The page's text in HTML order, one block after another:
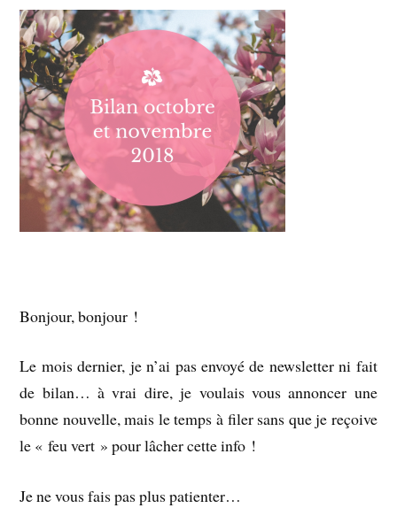
Bonjour, bonjour !
Le mois dernier, je n’ai pas envoyé de newsletter ni fait
de bilan… à vrai dire, je voulais vous annoncer une
bonne nouvelle, mais le temps à filer sans que je reçoive
le « feu vert » pour lâcher cette info !
Je ne vous fais pas plus patienter…